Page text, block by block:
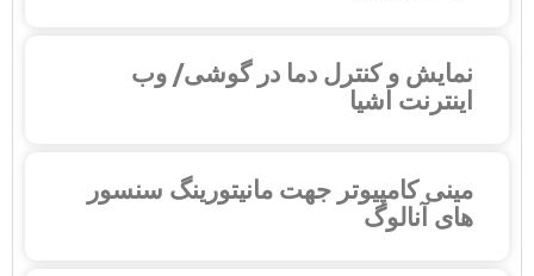
نمایش و کنترل دما در گوشی/ وب
اینترنت اشیا
مینی کامپیوتر جهت مانیتورینگ سنسور
های آنالوگ